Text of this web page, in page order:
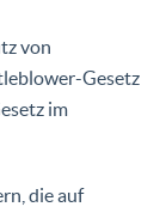
von
Gesetz
im
die auf